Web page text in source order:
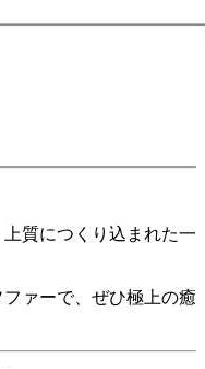
質につくり込まれた一
ァーで、ぜひ極上の癒